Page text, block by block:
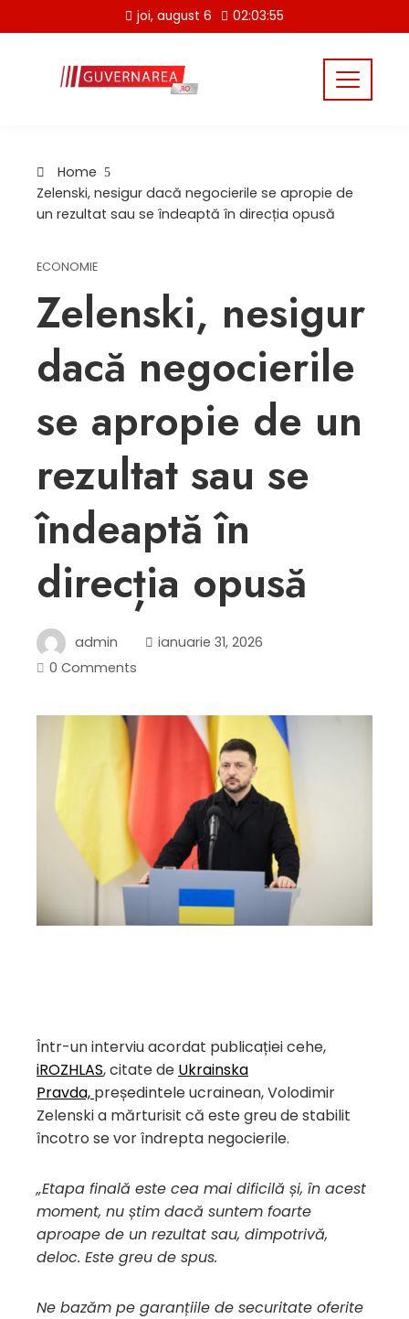
to
joi, august 6 02:03:55
Home
Zelenski, nesigur dacă negocierile se apropie de
un rezultat sau se îndeaptă în direcția opusă
ECONOMIE
Zelenski, nesigur
dacă negocierile
se apropie de un
rezultat sau se
îndeaptă în
direcția opusă
admin
ianuarie 31, 2026
0 Comments
Într-un interviu acordat publicației cehe,
iROZHLAS, citate de Ukrainska
Pravda, președintele ucrainean, Volodimir
Zelenski a mărturisit că este greu de stabilit
încotro se vor îndrepta negocierile.
„Etapa finală este cea mai dificilă și, în acest
moment, nu știm dacă suntem foarte
aproape de un rezultat sau, dimpotrivă,
deloc. Este greu de spus.
Ne bazăm pe garanțiile de securitate oferite